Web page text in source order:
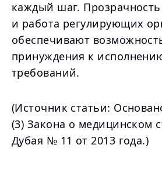
каждый шаг.
и работа регулирующих
обеспечивают
принуждения к
требований.
(Источник статьи:
(3) Закона о медицинском
Дубая № 11 от 2013 года.)